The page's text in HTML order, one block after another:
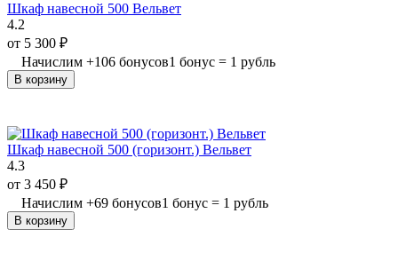
Шкаф навесной 500 Вельвет
4.2
от 5 300 ₽
Начислим +106 бонусов1 бонус = 1 рубль
В корзину
Шкаф навесной 500 (горизонт.) Вельвет
4.3
от 3 450 ₽
Начислим +69 бонусов1 бонус = 1 рубль
В корзину